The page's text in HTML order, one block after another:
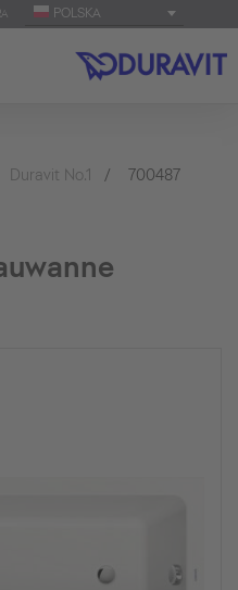
POLSKA
Duravit No.1 700487